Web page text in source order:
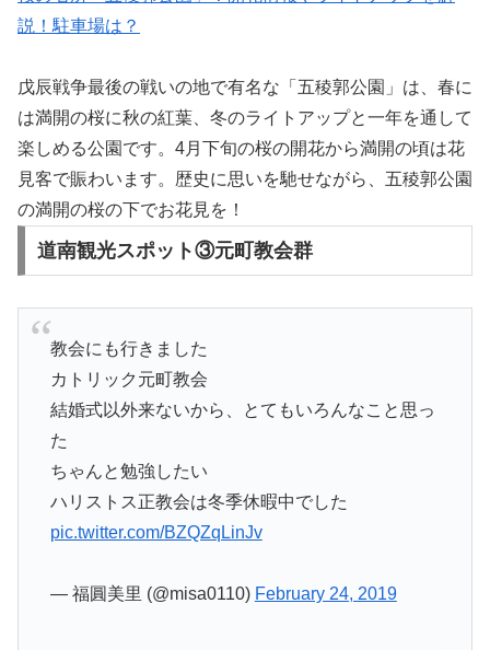
説！駐車場は？
戊辰戦争最後の戦いの地で有名な「五稜郭公園」は、春に
は満開の桜に秋の紅葉、冬のライトアップと一年を通して
楽しめる公園です。4月下旬の桜の開花から満開の頃は花
見客で賑わいます。歴史に思いを馳せながら、五稜郭公園
の満開の桜の下でお花見を！
道南観光スポット③元町教会群
教会にも行きました
カトリック元町教会
結婚式以外来ないから、とてもいろんなこと思っ
た
ちゃんと勉強したい
ハリストス正教会は冬季休暇中でした
pic.twitter.com/BZQZqLinJv
— 福圓美里 (@misa0110) February 24, 2019